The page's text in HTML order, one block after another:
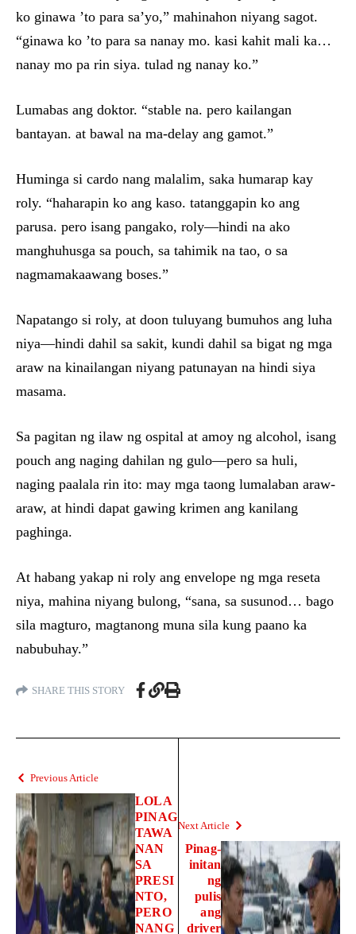
ko ginawa ’to para sa’yo,” mahinahon niyang sagot.
“ginawa ko ’to para sa nanay mo. kasi kahit mali ka…
nanay mo pa rin siya. tulad ng nanay ko.”
Lumabas ang doktor. “stable na. pero kailangan
bantayan. at bawal na ma-delay ang gamot.”
Huminga si cardo nang malalim, saka humarap kay
roly. “haharapin ko ang kaso. tatanggapin ko ang
parusa. pero isang pangako, roly—hindi na ako
manghuhusga sa pouch, sa tahimik na tao, o sa
nagmamakaawang boses.”
Napatango si roly, at doon tuluyang bumuhos ang luha
niya—hindi dahil sa sakit, kundi dahil sa bigat ng mga
araw na kinailangan niyang patunayan na hindi siya
masama.
Sa pagitan ng ilaw ng ospital at amoy ng alcohol, isang
pouch ang naging dahilan ng gulo—pero sa huli,
naging paalala rin ito: may mga taong lumalaban araw-
araw, at hindi dapat gawing krimen ang kanilang
paghinga.
At habang yakap ni roly ang envelope ng mga reseta
niya, mahina niyang bulong, “sana, sa susunod… bago
sila magturo, magtanong muna sila kung paano ka
nabubuhay.”
SHARE THIS STORY
Previous Article
LOLA
PINAG
TAWA
NAN
SA
PRESI
NTO,
PERO
NANG
Next Article
Pinag-
initan
ng
pulis
ang
driver